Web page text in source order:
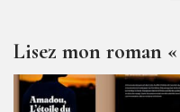
Lisez mon roman